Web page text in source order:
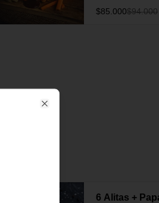
$85.000$94.000
6 Alitas +